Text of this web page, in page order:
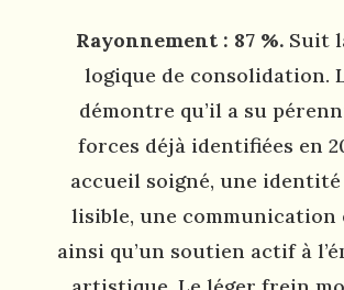
Rayonnement : 87 %. Suit
logique de consolidation.
démontre qu’il a su
forces déjà identifiées en
accueil soigné, une
lisible, une communication
ainsi qu’un soutien actif à